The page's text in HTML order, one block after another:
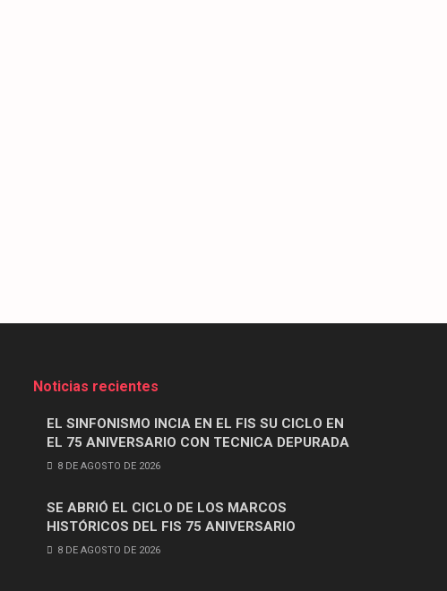
Noticias recientes
EL SINFONISMO INCIA EN EL FIS SU CICLO EN
EL 75 ANIVERSARIO CON TECNICA DEPURADA
8 DE AGOSTO DE 2026
SE ABRIÓ EL CICLO DE LOS MARCOS
HISTÓRICOS DEL FIS 75 ANIVERSARIO
8 DE AGOSTO DE 2026